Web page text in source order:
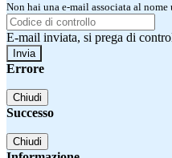
Non hai una e-mail associata al
E-mail inviata, si prega di
Errore
Chiudi
Successo
Chiudi